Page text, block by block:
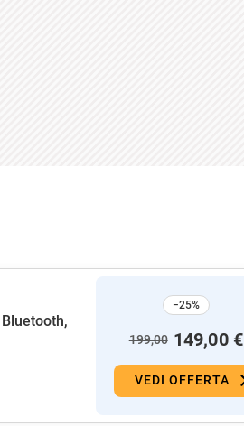
−25%
199,00 149,00 €
VEDI OFFERTA